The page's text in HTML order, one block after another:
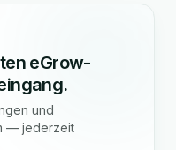
eGrow-
und
— jederzeit